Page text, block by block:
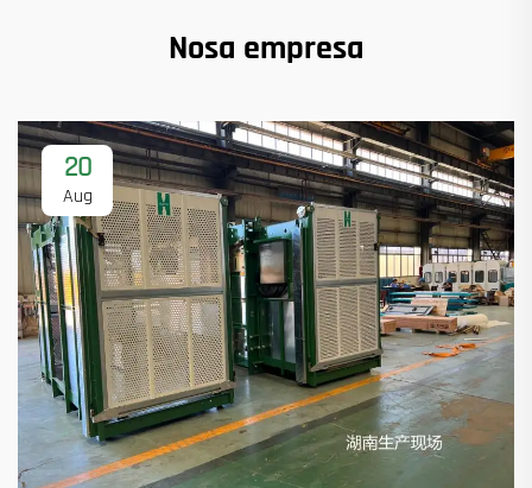
Nosa empresa
20
Aug